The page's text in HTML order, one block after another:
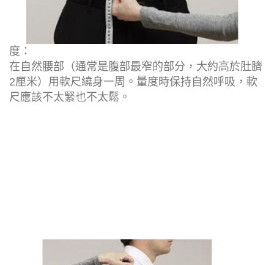
度：
在自然腰部（通常是腹部最窄的部分，大約高於肚臍
2厘米）用軟尺繞身一周。量度時保持自然呼吸，軟
尺應該不太緊也不太鬆。